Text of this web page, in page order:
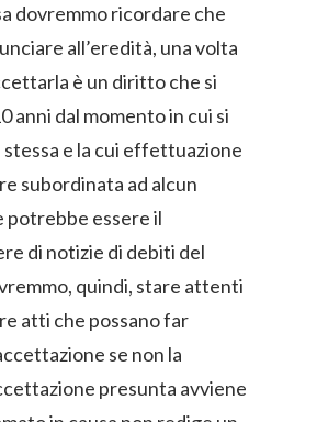
dovremmo ricordare che
all’eredità, una volta
è un diritto che si
anni dal momento in cui si
stessa e la cui effettuazione
subordinata ad alcun
potrebbe essere il
di notizie di debiti del
quindi, stare attenti
atti che possano far
se non la
presunta avviene